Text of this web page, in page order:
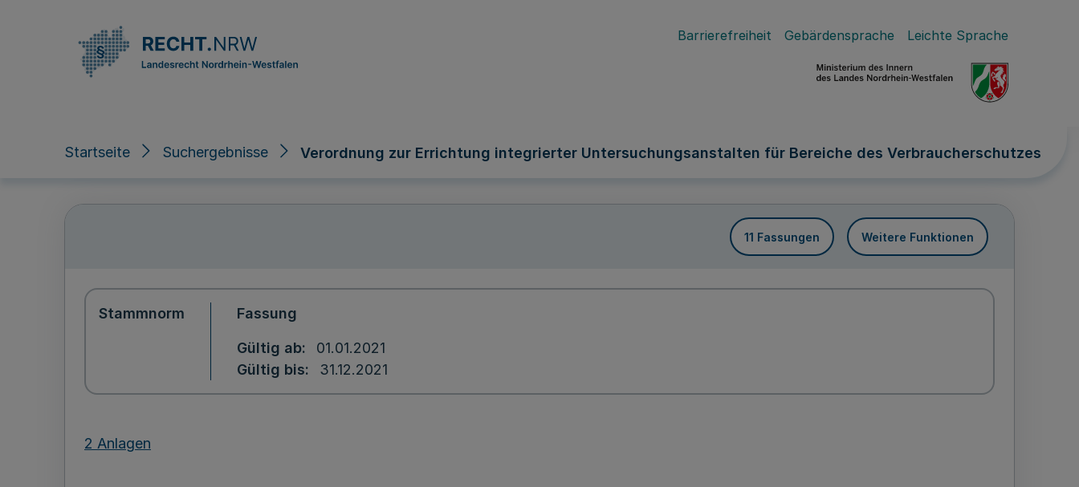
Barrierefreiheit Gebärdensprache Leichte Sprache
Startseite Suchergebnisse Verordnung zur Errichtung integrierter Untersuchungsanstalten für Bereiche des Verbraucherschutzes
11 Fassungen Weitere Funktionen
Stammnorm Fassung
Gültig ab
01.01.2021
Gültig bis
31.12.2021
2 Anlagen